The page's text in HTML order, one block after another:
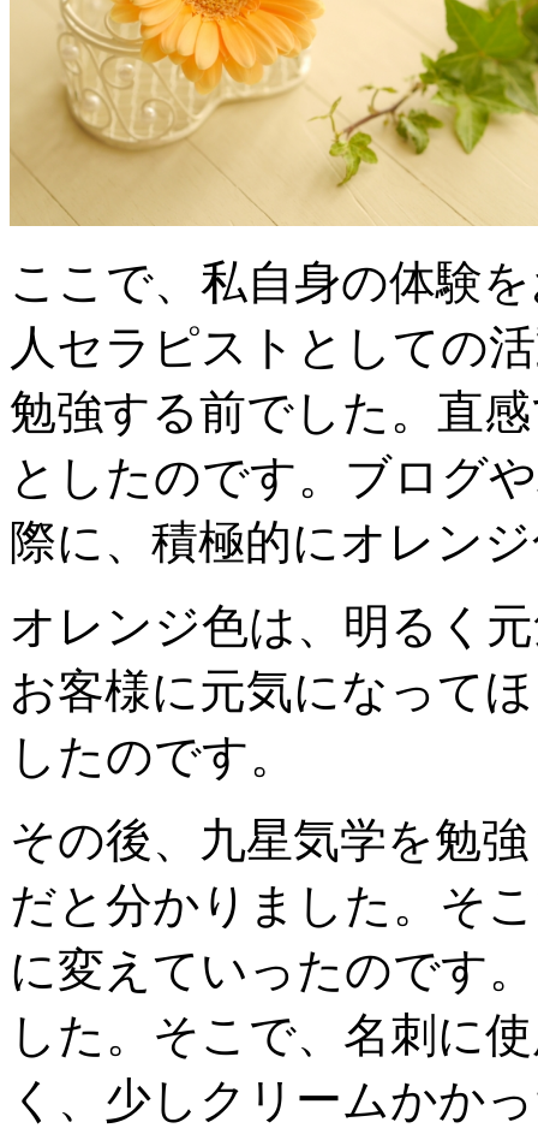
ここで、私自身の体験
人セラピストとしての
勉強する前でした。直
としたのです。ブログ
際に、積極的にオレン
オレンジ色は、明るく
お客様に元気になって
したのです。
その後、九星気学を勉
だと分かりました。そ
に変えていったのです
した。そこで、名刺に
く、少しクリームかか